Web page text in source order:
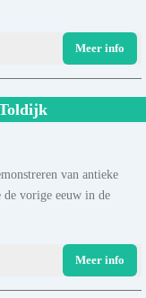
Meer info
van antieke
vorige eeuw in de
Meer info